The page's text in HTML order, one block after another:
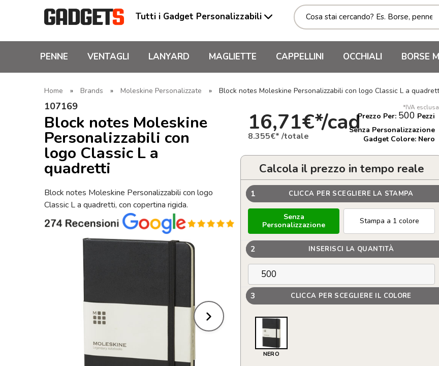
Tutti i Gadget Personalizzabili
PENNE VENTAGLI LANYARD MAGLIETTE CAPPELLINI OCCHIALI BORSE
Home » Brands » Moleskine Personalizzate » Block notes Moleskine Personalizzabili con logo Classic L a
107169
Block notes Moleskine
Personalizzabili con
logo Classic L a
quadretti
Block notes Moleskine Personalizzabili con logo
Classic L a quadretti, con copertina rigida.
*IVA esclusa
16,71€*/cad
8.355€* /totale
Prezzo Per: 500 Pezzi
Senza Personalizzazione
Gadget Colore: Nero
Calcola il prezzo in tempo reale
1 CLICCA PER SCEGLIERE LA STAMPA
Senza
Personalizzazione
Stampa a 1 colore
2 INSERISCI LA QUANTITÀ
3 CLICCA PER SCEGLIERE IL COLORE
NERO